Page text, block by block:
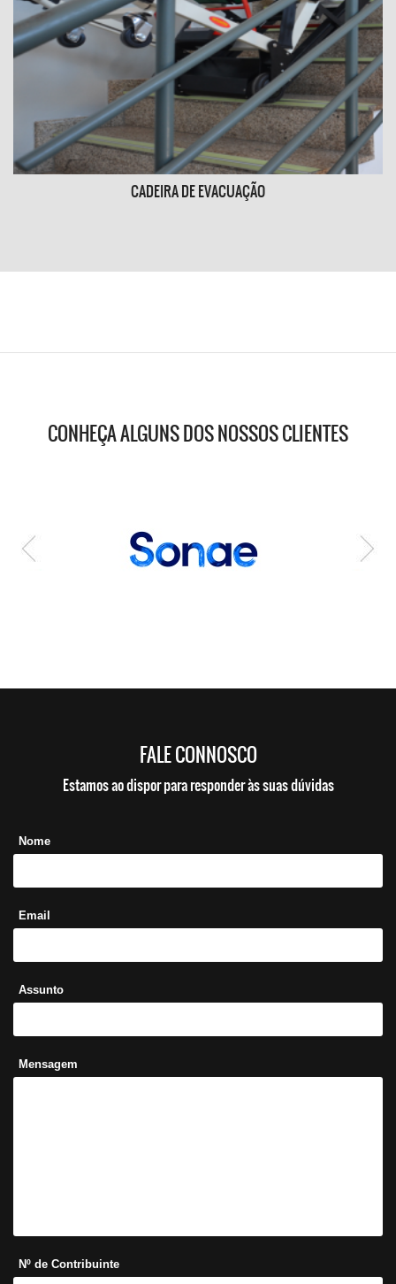
CADEIRA DE EVACUAÇÃO
CONHEÇA ALGUNS DOS NOSSOS CLIENTES
FALE CONNOSCO
Estamos ao dispor para responder às suas dúvidas
Nome
Email
Assunto
Mensagem
Nº de Contribuinte